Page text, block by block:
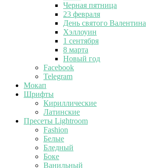
Черная пятница
23 февраля
День святого Валентина
Хэллоуин
1 сентября
8 марта
Новый год
Facebook
Telegram
Мокап
Шрифты
Кириллические
Латинские
Пресеты Lightroom
Fashion
Белые
Бледный
Боке
Ванильный